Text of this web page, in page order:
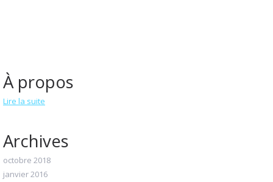
À propos
Lire la suite
Archives
octobre 2018
janvier 2016